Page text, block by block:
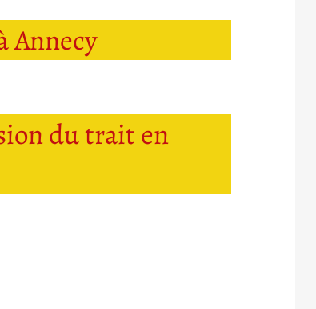
Annecy
du trait en